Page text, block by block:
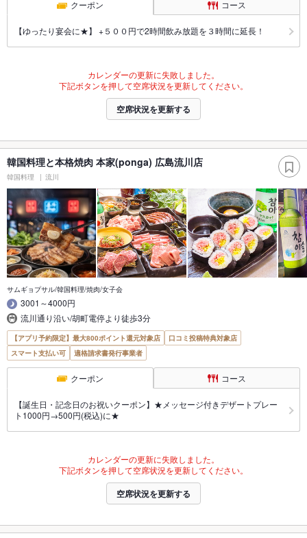
クーポン コース
【ゆったり宴会に★】 +５００円で2時間飲み放題を３時間に延長！
カレンダーの更新に失敗しました。
下記ボタンを押して空席状況を更新してください。
空席状況を更新する
韓国料理と本格焼肉 本家(ponga) 広島流川店
韓国料理 流川
サムギョプサル/韓国料理/焼肉/女子会
3001～4000円
流川通り沿い/胡町電停より徒歩3分
【アプリ予約限定】最大800ポイント還元対象店
口コミ投稿特典対象店
スマート支払い可
適格請求書発行事業者
クーポン コース
【誕生日・記念日のお祝いクーポン】★メッセージ付きデザートプレー
ト1000円→500円(税込)に★
カレンダーの更新に失敗しました。
下記ボタンを押して空席状況を更新してください。
空席状況を更新する